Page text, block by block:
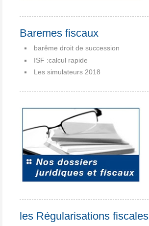
Baremes fiscaux
barême droit de succession
ISF :calcul rapide
Les simulateurs 2018
les Régularisations fiscales